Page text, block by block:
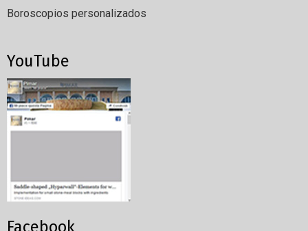
Boroscopios personalizados
YouTube
Facebook